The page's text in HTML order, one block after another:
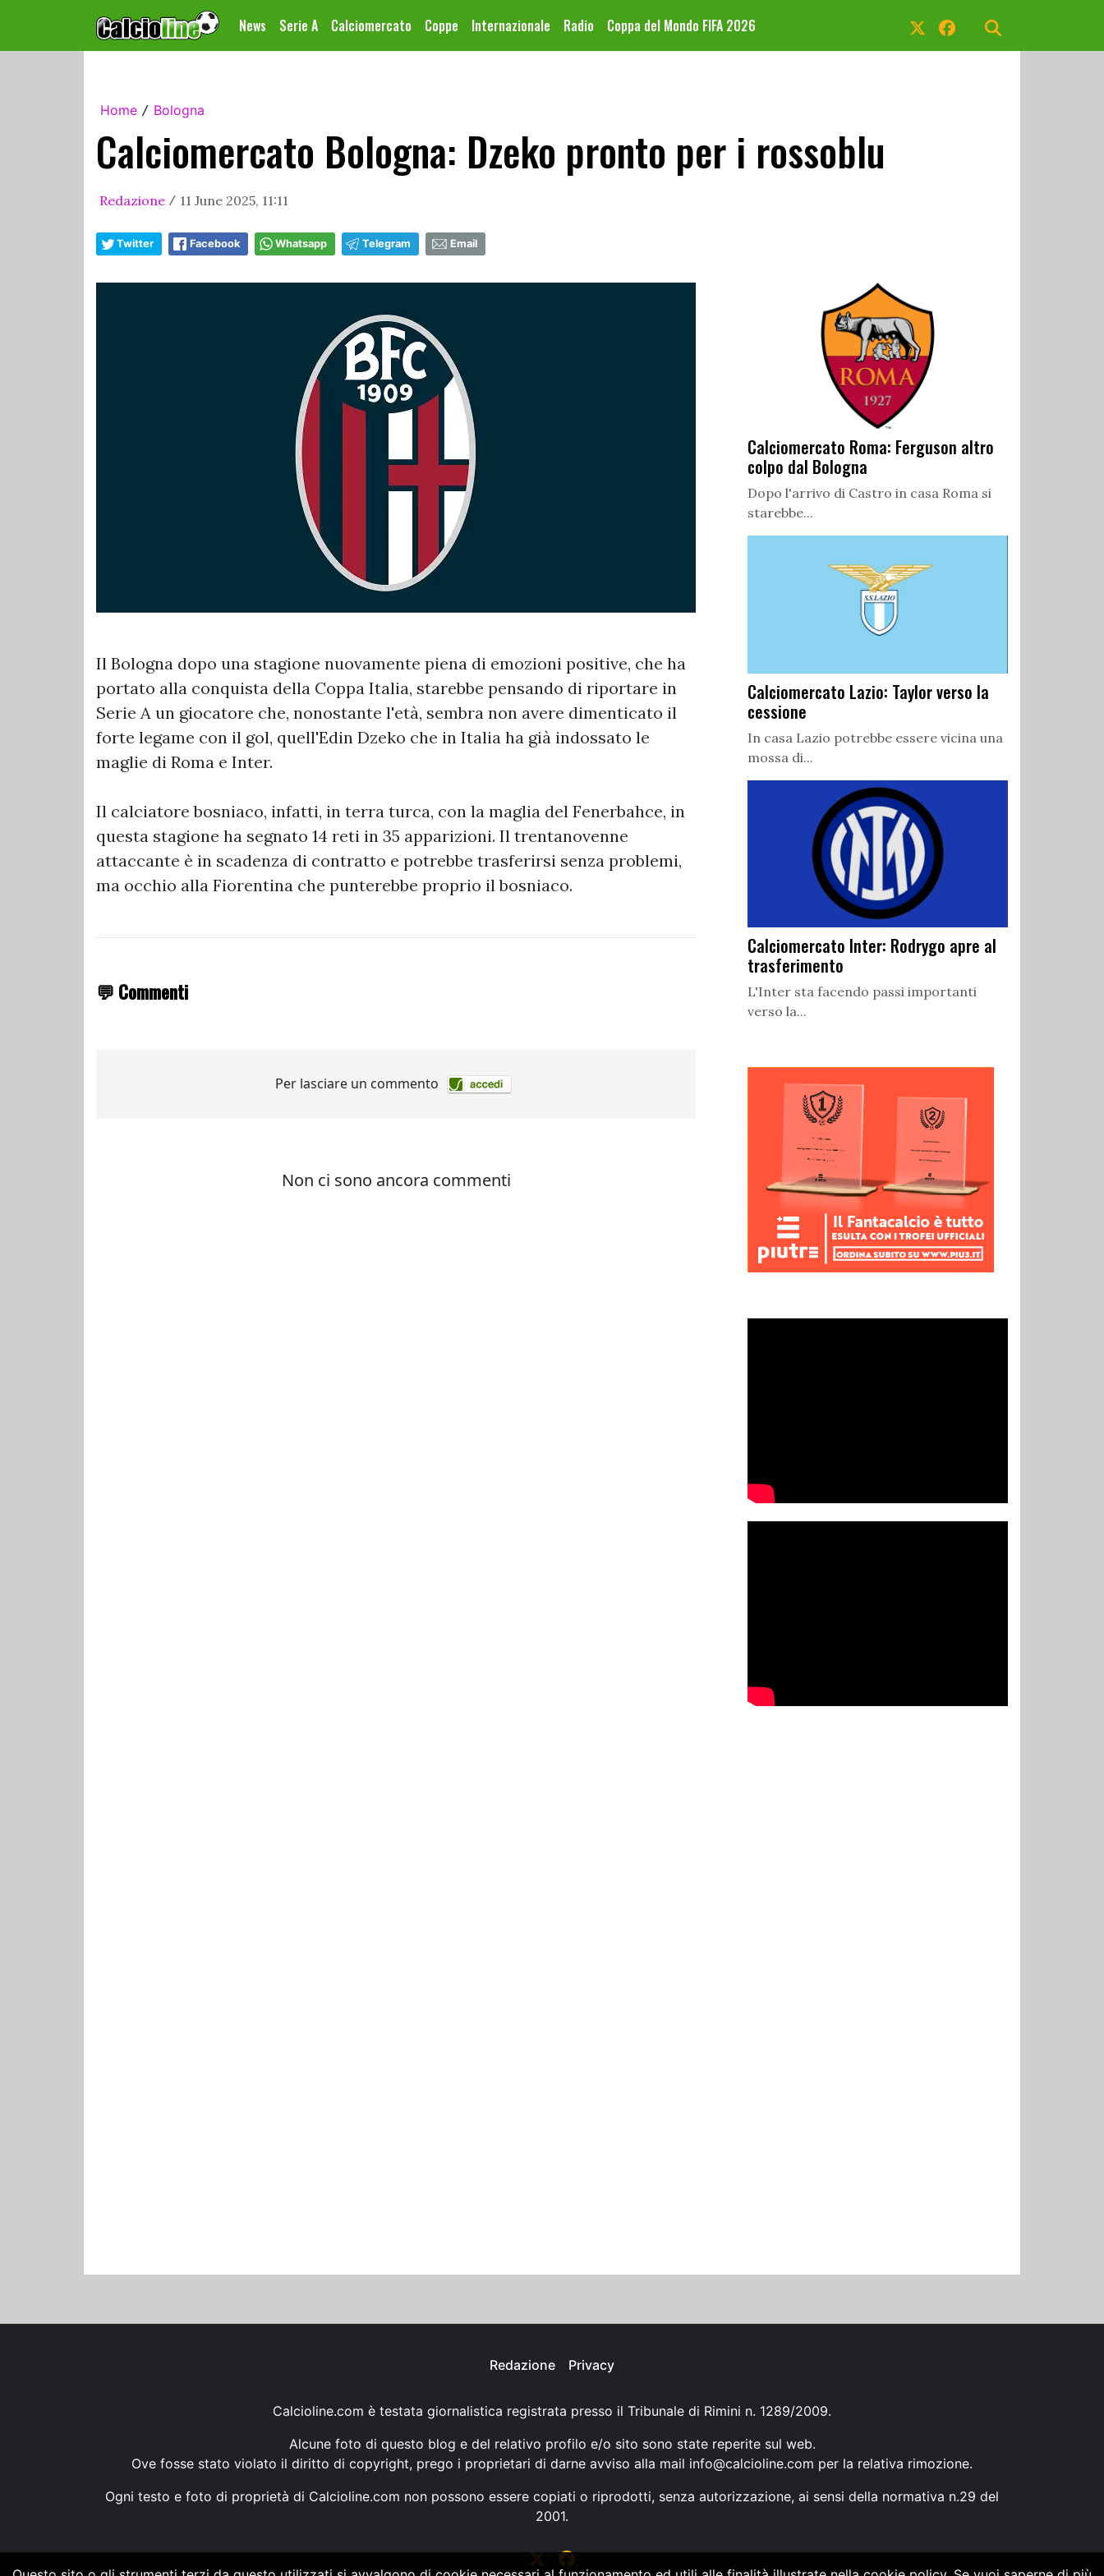
News Serie A Calciomercato Coppe Internazionale Radio Coppa del Mondo FIFA 2026
Home / Bologna
Calciomercato Bologna: Dzeko pronto per i rossoblu
Redazione / 11 June 2025, 11:11
Twitter Facebook Whatsapp Telegram Email
Il Bologna dopo una stagione nuovamente piena di emozioni positive, che ha
portato alla conquista della Coppa Italia, starebbe pensando di riportare in
Serie A un giocatore che, nonostante l'età, sembra non avere dimenticato il
forte legame con il gol, quell'Edin Dzeko che in Italia ha già indossato le
maglie di Roma e Inter.
Il calciatore bosniaco, infatti, in terra turca, con la maglia del Fenerbahce, in
questa stagione ha segnato 14 reti in 35 apparizioni. Il trentanovenne
attaccante è in scadenza di contratto e potrebbe trasferirsi senza problemi,
ma occhio alla Fiorentina che punterebbe proprio il bosniaco.
💬 Commenti
Calciomercato Roma: Ferguson altro
colpo dal Bologna
Dopo l'arrivo di Castro in casa Roma si
starebbe...
Calciomercato Lazio: Taylor verso la
cessione
In casa Lazio potrebbe essere vicina una
mossa di...
Calciomercato Inter: Rodrygo apre al
trasferimento
L'Inter sta facendo passi importanti
verso la...
Redazione Privacy
Calcioline.com è testata giornalistica registrata presso il Tribunale di Rimini n. 1289/2009.
Alcune foto di questo blog e del relativo profilo e/o sito sono state reperite sul web.
Ove fosse stato violato il diritto di copyright, prego i proprietari di darne avviso alla mail info@calcioline.com per la relativa rimozione.
Ogni testo e foto di proprietà di Calcioline.com non possono essere copiati o riprodotti, senza autorizzazione, ai sensi della normativa n.29 del
2001.